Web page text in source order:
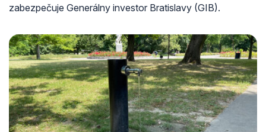
zabezpečuje Generálny investor Bratislavy (GIB).